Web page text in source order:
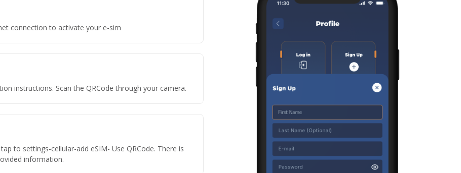
connection to activate your e-sim
instructions. Scan the QRCode through your camera.
to settings-cellular-add eSIM- Use QRCode. There is
information.